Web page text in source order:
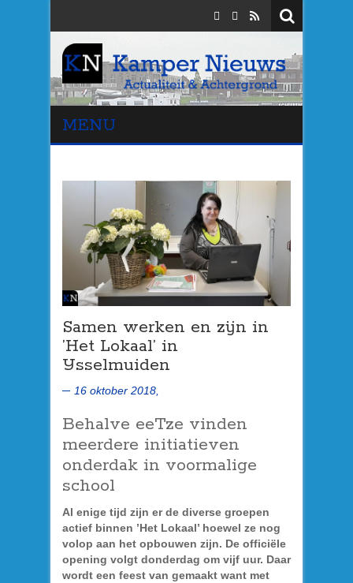
MENU
Samen werken en zijn in
’Het Lokaal’ in
IJsselmuiden
16 oktober 2018,
Behalve eeTze vinden
meerdere initiatieven
onderdak in voormalige
school
Al enige tijd zijn er de diverse groepen
actief binnen ’Het Lokaal’ hoewel ze nog
volop aan het opbouwen zijn. De officiële
opening volgt donderdag om vijf uur. Daar
wordt een feest van gemaakt want met